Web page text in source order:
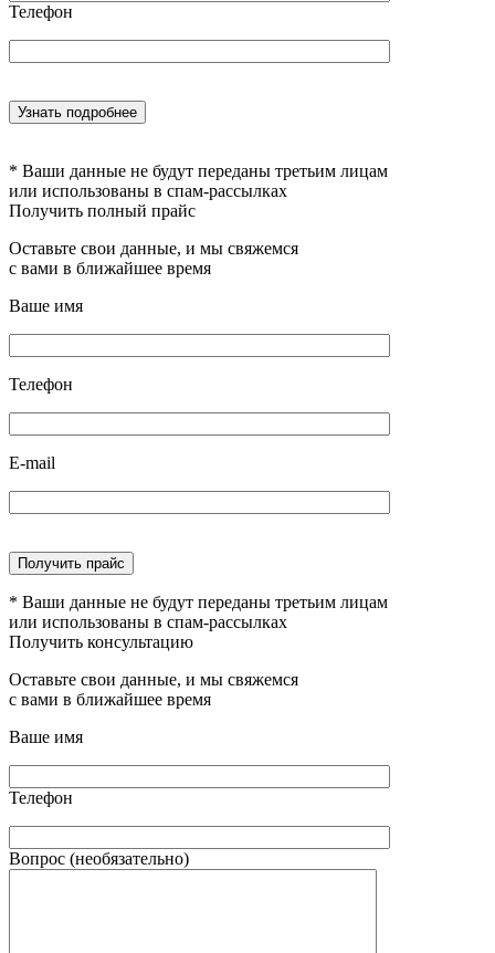
Телефон
* Ваши данные не будут переданы третьим лицам
или использованы в спам-рассылках
Получить полный прайс
Оставьте свои данные, и мы свяжемся
с вами в ближайшее время
Ваше имя
Телефон
E-mail
* Ваши данные не будут переданы третьим лицам
или использованы в спам-рассылках
Получить консультацию
Оставьте свои данные, и мы свяжемся
с вами в ближайшее время
Ваше имя
Телефон
Вопрос (необязательно)